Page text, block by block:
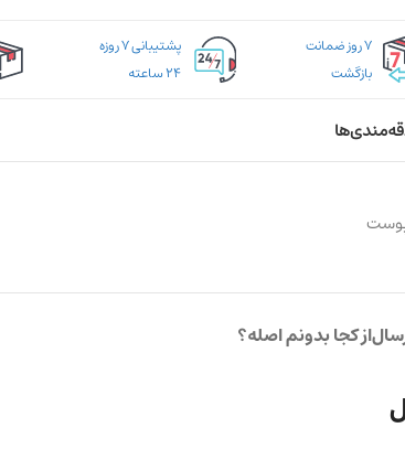
۷ روز ضمانت
بازگشت
پشتیبانی ۷ روزه
۲۴ ساعته
از کجا بدونم اصله؟